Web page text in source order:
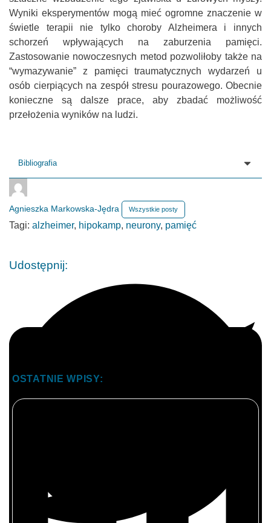
Wyniki eksperymentów mogą mieć ogromne znaczenie w
świetle terapii nie tylko choroby Alzheimera i innych
schorzeń wpływających na zaburzenia pamięci.
Zastosowanie nowoczesnych metod pozwoliłoby także na
“wymazywanie” z pamięci traumatycznych wydarzeń u
osób cierpiących na zespół stresu pourazowego. Obecnie
konieczne są dalsze prace, aby zbadać możliwość
przełożenia wyników na ludzi.
Bibliografia
Agnieszka Markowska-Jędra Wszystkie posty
Tagi: alzheimer, hipokamp, neurony, pamięć
Udostępnij:
OSTATNIE WPISY: